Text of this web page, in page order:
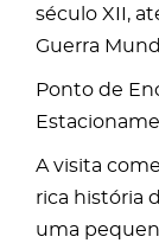
século XII,
Guerra
Ponto de
A visita
rica história
uma